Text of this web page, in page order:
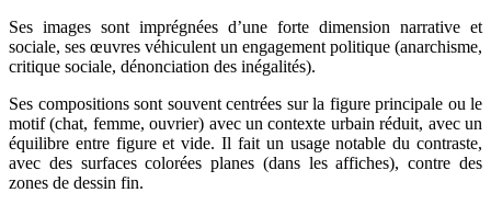
Ses images sont imprégnées d’une forte dimension narrative et
sociale, ses œuvres véhiculent un engagement politique (anarchisme,
critique sociale, dénonciation des inégalités).
Ses compositions sont souvent centrées sur la figure principale ou le
motif (chat, femme, ouvrier) avec un contexte urbain réduit, avec un
équilibre entre figure et vide. Il fait un usage notable du contraste,
avec des surfaces colorées planes (dans les affiches), contre des
zones de dessin fin.